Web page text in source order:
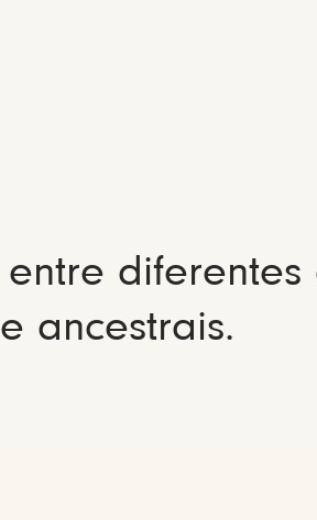
diferentes
ancestrais.